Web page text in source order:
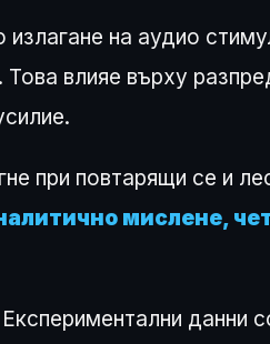
на аудио
. Това влияе върху
при повтарящи се и
мислене,
Експериментални данни